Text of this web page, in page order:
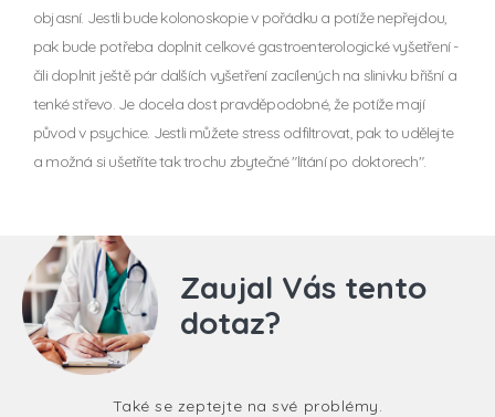
objasní. Jestli bude kolonoskopie v pořádku a potíže nepřejdou,
pak bude potřeba doplnit celkové gastroenterologické vyšetření -
čili doplnit ještě pár dalších vyšetření zacílených na slinivku břišní a
tenké střevo. Je docela dost pravděpodobné, že potíže mají
původ v psychice. Jestli můžete stress odfiltrovat, pak to udělejte
a možná si ušetříte tak trochu zbytečné "lítání po doktorech".
Zaujal Vás tento
dotaz?
Také se zeptejte na své problémy.